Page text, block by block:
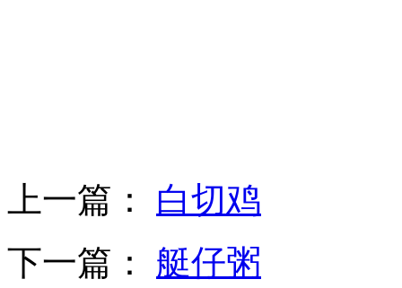
上一篇： 白切鸡
下一篇： 艇仔粥